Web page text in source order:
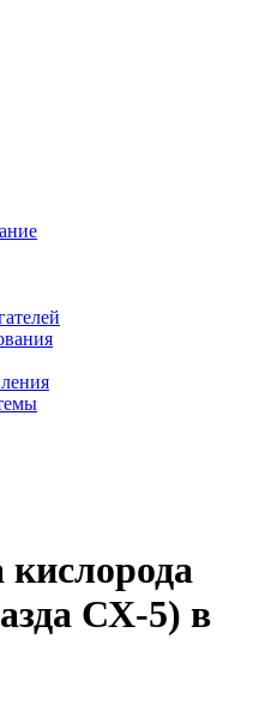
кислорода
СХ-5) в